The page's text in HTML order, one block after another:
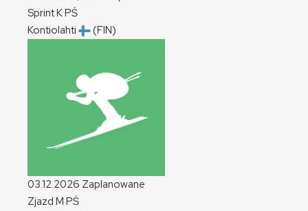
SprintKPŚ
Kontiolahti
(FIN)
03.12.2026 Zaplanowane
Zjazd M PŚ